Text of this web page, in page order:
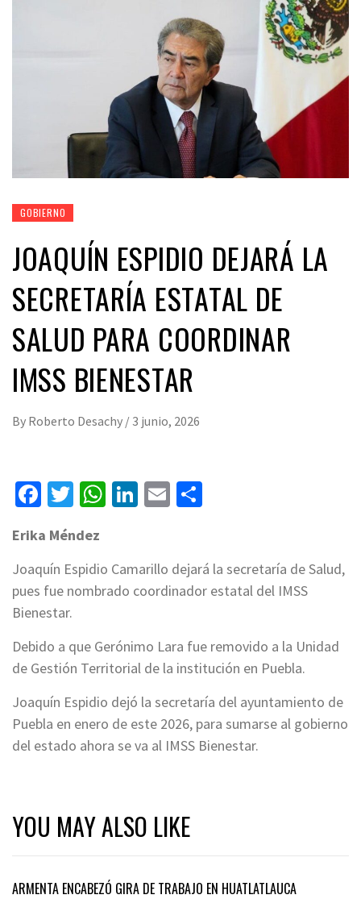
GOBIERNO
JOAQUÍN ESPIDIO DEJARÁ LA
SECRETARÍA ESTATAL DE
SALUD PARA COORDINAR
IMSS BIENESTAR
By Roberto Desachy / 3 junio, 2026
Facebook
Twitter
WhatsApp
LinkedIn
Email
Erika Méndez
Joaquín Espidio Camarillo dejará la secretaría de Salud,
pues fue nombrado coordinador estatal del IMSS
Bienestar.
Debido a que Gerónimo Lara fue removido a la Unidad
de Gestión Territorial de la institución en Puebla.
Joaquín Espidio dejó la secretaría del ayuntamiento de
Puebla en enero de este 2026, para sumarse al gobierno
del estado ahora se va al IMSS Bienestar.
YOU MAY ALSO LIKE
ARMENTA ENCABEZÓ GIRA DE TRABAJO EN HUATLATLAUCA